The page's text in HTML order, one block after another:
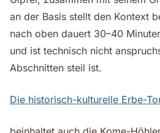
an der Basis stellt den Kontext
nach oben dauert 30–40
und ist technisch nicht
Abschnitten steil ist.
Die historisch-kulturelle Erbe-